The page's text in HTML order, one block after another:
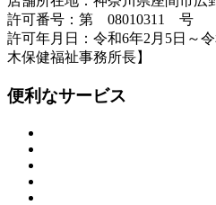
許可番号：第 08010311 号
許可年月日：令和6年2月5日～
木保健福祉事務所長】
便利なサービス